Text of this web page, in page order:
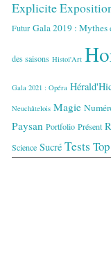
Explicite
Futur Gala 2019 : Mythes
des saisons Histoi'Art
Gala 2021 : Opéra
Neuchâtelois Magie
Paysan Portfolio Présent
Science Sucré Tests